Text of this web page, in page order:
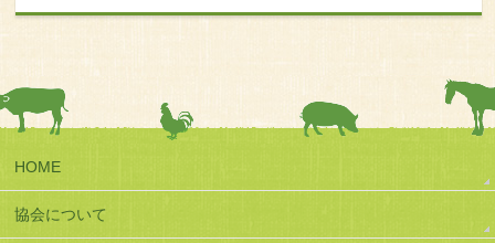
HOME
協会について